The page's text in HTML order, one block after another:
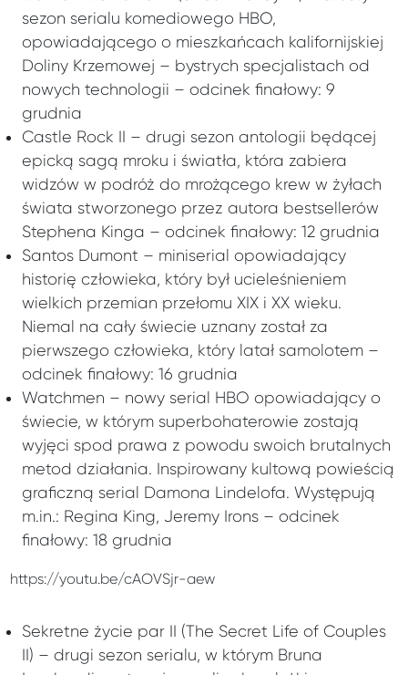
sezon serialu komediowego HBO,
opowiadającego o mieszkańcach kalifornijskiej
Doliny Krzemowej – bystrych specjalistach od
nowych technologii – odcinek finałowy: 9
grudnia
Castle Rock II – drugi sezon antologii będącej
epicką sagą mroku i światła, która zabiera
widzów w podróż do mrożącego krew w żyłach
świata stworzonego przez autora bestsellerów
Stephena Kinga – odcinek finałowy: 12 grudnia
Santos Dumont – miniserial opowiadający
historię człowieka, który był ucieleśnieniem
wielkich przemian przełomu XIX i XX wieku.
Niemal na cały świecie uznany został za
pierwszego człowieka, który latał samolotem –
odcinek finałowy: 16 grudnia
Watchmen – nowy serial HBO opowiadający o
świecie, w którym superbohaterowie zostają
wyjęci spod prawa z powodu swoich brutalnych
metod działania. Inspirowany kultową powieścią
graficzną serial Damona Lindelofa. Występują
m.in.: Regina King, Jeremy Irons – odcinek
finałowy: 18 grudnia
https://youtu.be/cAOVSjr-aew
Sekretne życie par II (The Secret Life of Couples
II) – drugi sezon serialu, w którym Bruna